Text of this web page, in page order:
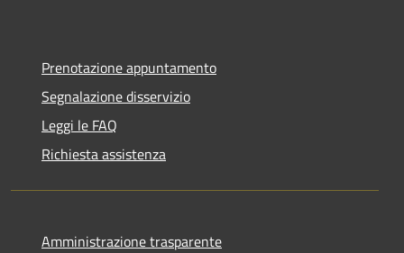
Prenotazione appuntamento
Segnalazione disservizio
Leggi le FAQ
Richiesta assistenza
Amministrazione trasparente